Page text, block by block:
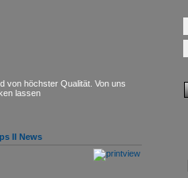
von höchster Qualität. Von uns
lassen
II News